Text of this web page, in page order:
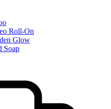
Roll-On
Glow
Soap